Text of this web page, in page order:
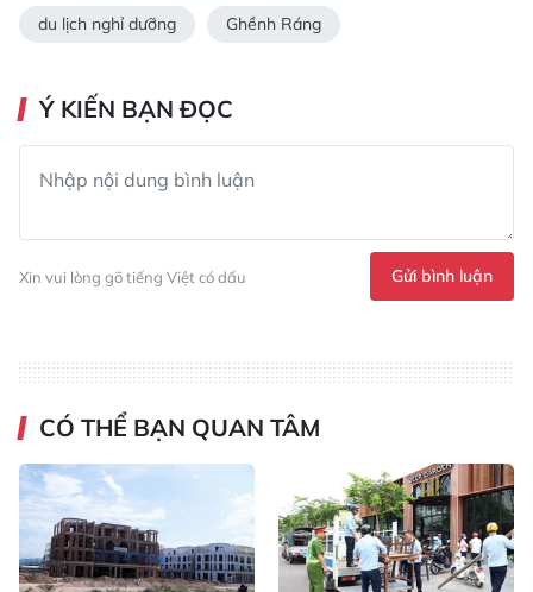
du lịch nghỉ dưỡng Ghềnh Ráng
Ý KIẾN BẠN ĐỌC
Xin vui lòng gõ tiếng Việt có dấu Gửi bình luận
CÓ THỂ BẠN QUAN TÂM